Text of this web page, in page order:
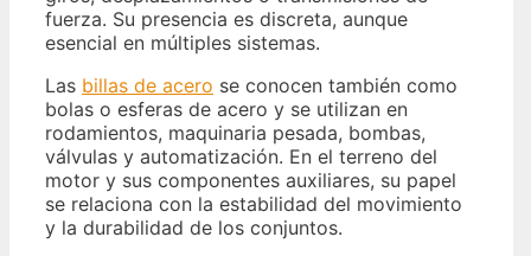
fuerza. Su presencia es discreta, aunque
esencial en múltiples sistemas.
Las billas de acero se conocen también como
bolas o esferas de acero y se utilizan en
rodamientos, maquinaria pesada, bombas,
válvulas y automatización. En el terreno del
motor y sus componentes auxiliares, su papel
se relaciona con la estabilidad del movimiento
y la durabilidad de los conjuntos.